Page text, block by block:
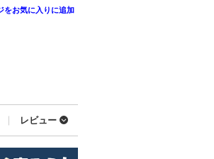
をお気に入りに追加
レビュー